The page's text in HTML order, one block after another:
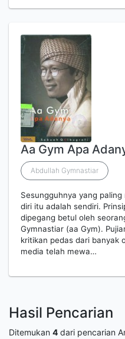
Aa Gym Apa
Abdullah Gymnastiar
Sesungguhnya yang paling
diri itu adalah sendiri.
dipegang betul oleh
Gymnastiar (aa Gym).
kritikan pedas dari banyak
media telah mewa…
Hasil Pencarian
Ditemukan 4 dari pencarian